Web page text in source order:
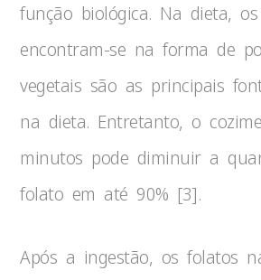
função biológica. Na dieta,
encontram-se na forma de
vegetais são as principais
na dieta. Entretanto, o
minutos pode diminuir a
folato em até 90% [3].
Após a ingestão, os folatos